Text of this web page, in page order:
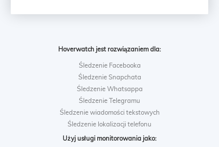
Hoverwatch jest rozwiązaniem dla:
Śledzenie Facebooka
Śledzenie Snapchata
Śledzenie Whatsappa
Śledzenie Telegramu
Śledzenie wiadomości tekstowych
Śledzenie lokalizacji telefonu
Użyj usługi monitorowania jako: